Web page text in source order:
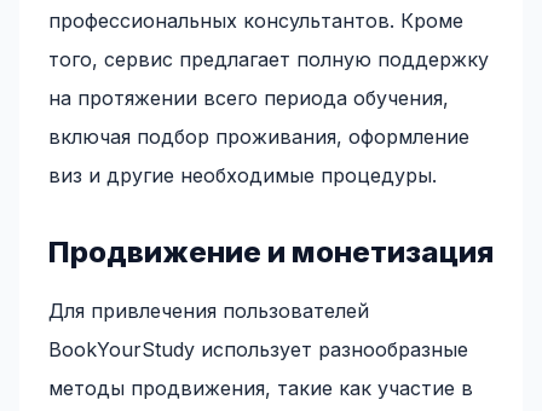
профессиональных консультантов. Кроме
того, сервис предлагает полную поддержку
на протяжении всего периода обучения,
включая подбор проживания, оформление
виз и другие необходимые процедуры.
Продвижение и монетизация
Для привлечения пользователей
BookYourStudy использует разнообразные
методы продвижения, такие как участие в